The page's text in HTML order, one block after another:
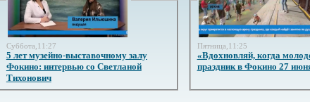
Суббота,11:27
5 лет музейно-выставочному залу
Фокино: интервью со Светланой
Тихонович
Пятница,11:25
«Вдохновляй, когда
праздник в Фокино 27